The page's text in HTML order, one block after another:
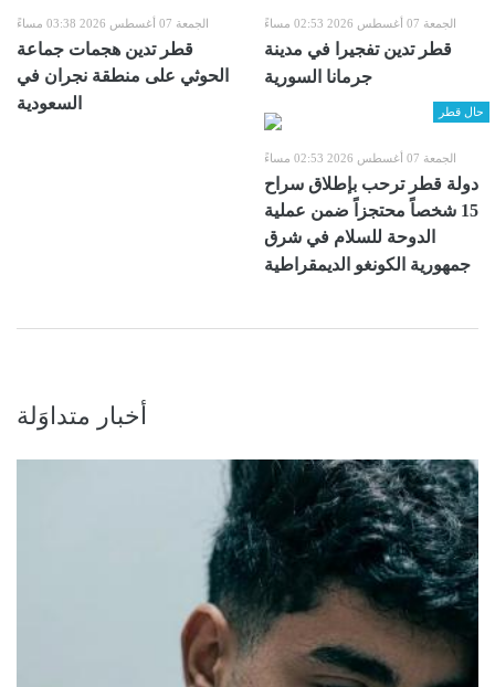
الجمعة 07 أغسطس 2026 03:38 مساءً
قطر تدين هجمات جماعة
الحوثي على منطقة نجران في
السعودية
الجمعة 07 أغسطس 2026 02:53 مساءً
قطر تدين تفجيرا في مدينة
جرمانا السورية
حال قطر
الجمعة 07 أغسطس 2026 02:53 مساءً
دولة قطر ترحب بإطلاق سراح
15 شخصاً محتجزاً ضمن عملية
الدوحة للسلام في شرق
جمهورية الكونغو الديمقراطية
أخبار متداوَلة